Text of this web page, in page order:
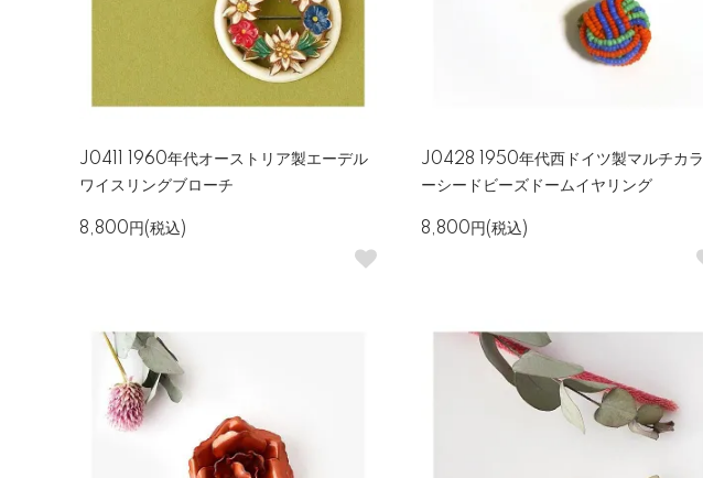
J0411 1960年代オーストリア製エーデル
ワイスリングブローチ
8,800円(税込)
J0428 1950年代西ドイツ製マルチカラ
ーシードビーズドームイヤリング
8,800円(税込)